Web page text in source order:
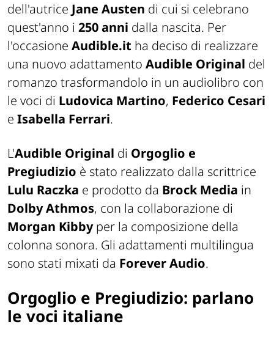
dell'autrice Jane Austen di cui si celebrano
quest'anno i 250 anni dalla nascita. Per
l'occasione Audible.it ha deciso di realizzare
una nuovo adattamento Audible Original del
romanzo trasformandolo in un audiolibro con
le voci di Ludovica Martino, Federico Cesari
e Isabella Ferrari.
L'Audible Original di Orgoglio e
Pregiudizio è stato realizzato dalla scrittrice
Lulu Raczka e prodotto da Brock Media in
Dolby Athmos, con la collaborazione di
Morgan Kibbyper la composizione della
colonna sonora. Gli adattamenti multilingua
sono stati mixati da Forever Audio.
Orgoglio e Pregiudizio: parlano
le voci italiane